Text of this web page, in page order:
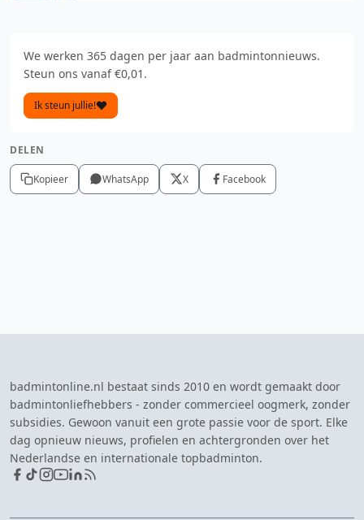
We werken 365 dagen per jaar aan badmintonnieuws.
Steun ons vanaf €0,01.
Ik steun jullie!
DELEN
Kopieer WhatsApp X Facebook
badmintonline.nl bestaat sinds 2010 en wordt gemaakt door
badmintonliefhebbers - zonder commercieel oogmerk, zonder
subsidies. Gewoon vanuit een grote passie voor de sport. Elke
dag opnieuw nieuws, profielen en achtergronden over het
Nederlandse en internationale topbadminton.